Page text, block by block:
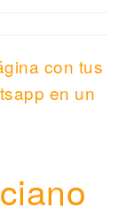
con tus
en un